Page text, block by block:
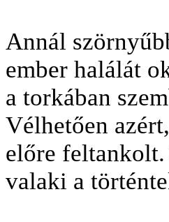
Annál
ember halálát
a torkában
Vélhetően
előre feltankolt.
valaki a